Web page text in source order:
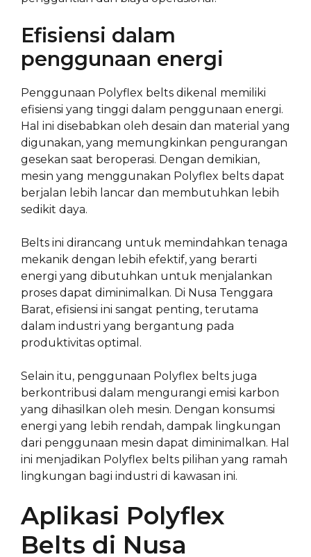
Efisiensi dalam
penggunaan energi
Penggunaan Polyflex belts dikenal memiliki
efisiensi yang tinggi dalam penggunaan energi.
Hal ini disebabkan oleh desain dan material yang
digunakan, yang memungkinkan pengurangan
gesekan saat beroperasi. Dengan demikian,
mesin yang menggunakan Polyflex belts dapat
berjalan lebih lancar dan membutuhkan lebih
sedikit daya.
Belts ini dirancang untuk memindahkan tenaga
mekanik dengan lebih efektif, yang berarti
energi yang dibutuhkan untuk menjalankan
proses dapat diminimalkan. Di Nusa Tenggara
Barat, efisiensi ini sangat penting, terutama
dalam industri yang bergantung pada
produktivitas optimal.
Selain itu, penggunaan Polyflex belts juga
berkontribusi dalam mengurangi emisi karbon
yang dihasilkan oleh mesin. Dengan konsumsi
energi yang lebih rendah, dampak lingkungan
dari penggunaan mesin dapat diminimalkan. Hal
ini menjadikan Polyflex belts pilihan yang ramah
lingkungan bagi industri di kawasan ini.
Aplikasi Polyflex
Belts di Nusa